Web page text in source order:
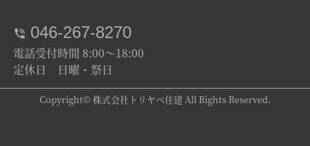
046-267-8270
電話受付時間 8:00～18:00
定休日 日曜・祭日
Copyright© 株式会社トリヤベ住建 All Rights Reserved.